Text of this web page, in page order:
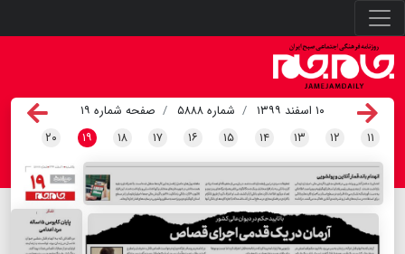
۱۰ اسفند ۱۳۹۹ شماره ۵۸۸۸
صفحه شماره ۱۹
۱۱ ۱۲ ۱۳ ۱۴ ۱۵ ۱۶ ۱۷ ۱۸ ۱۹ ۲۰